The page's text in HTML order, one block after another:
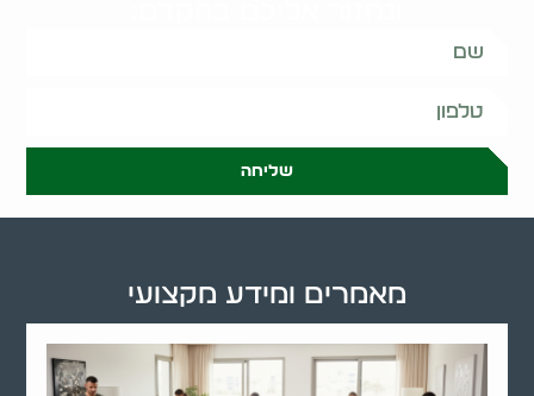
שליחה
מאמרים ומידע מקצועי